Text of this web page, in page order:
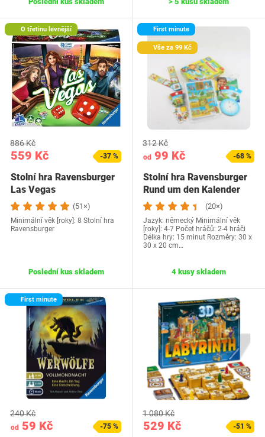
O třetinu levnější
559 Kč
886 Kč
-37 %
Stolní hra Ravensburger
Las Vegas
(51×)
Minimální věk [roky]: 8 Stolní hra
Ravensburger
Poslední kus skladem
First minute
Vše za 99 Kč
od 99 Kč
312 Kč
-68 %
Stolní hra Ravensburger
Rund um den Kalender
(20×)
Jazyk: německý Minimální věk
[roky]: 4-7 Počet hráčů: 2-4 hráči
Délka hry: 15 minut Rozměry: 30 x
30 x 20 cm…
4 kusy skladem
First minute
od 59 Kč
240 Kč
-75 % 529 Kč
1 080 Kč
-51 %